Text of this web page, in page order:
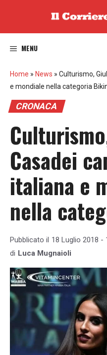
MENU
Home » News » Culturismo,
e mondiale nella categoria
CRONACA
Casadei
italiana e
nella
Pubblicato il 18 Luglio 2018 -
di Luca Mugnaioli